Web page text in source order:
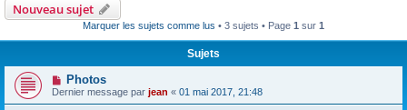
Nouveau sujet
Marquer les sujets comme lus • 3 sujets • Page 1 sur 1
Sujets
Photos
Dernier message par jean « 01 mai 2017, 21:48